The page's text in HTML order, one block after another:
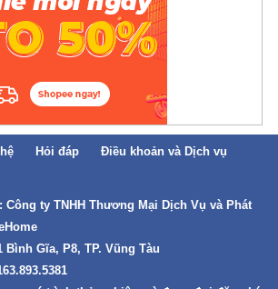
Hỏi đáp
Điều khoản và Dịch vụ
Công ty TNHH Thương Mại Dịch Vụ và Phát
Bình Gĩa, P8, TP. Vũng Tàu